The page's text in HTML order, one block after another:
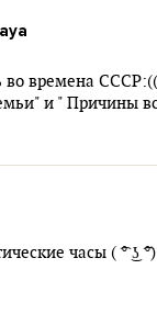
во времена
и " Причины
часы ( ͡° ͜ʖ ͡°)